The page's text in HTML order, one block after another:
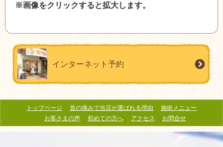
※画像をクリックすると拡大します。
インターネット予約
トップページ 首の痛みで当店が選ばれる理由
施術メニュー
お客さまの声
初めての方へ アクセス お問合せ